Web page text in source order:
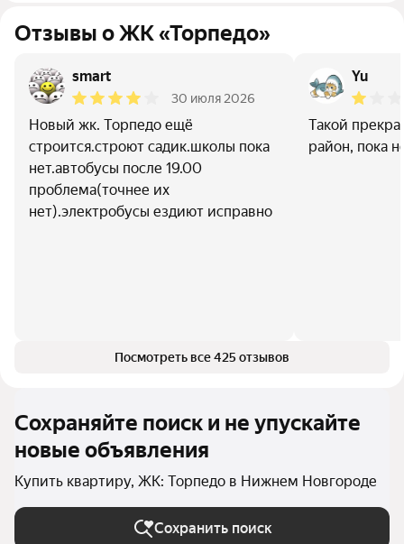
Отзывы о ЖК «Торпедо»
smart
30 июля 2026
Новый жк. Торпедо ещё
строится.строют садик.школы пока
нет.автобусы после 19.00
проблема(точнее их
нет).электробусы ездиют исправно
Yu
Такой
район, пока
Посмотреть все 425 отзывов
Сохраняйте поиск и не упускайте
новые объявления
Купить квартиру, ЖК: Торпедо в Нижнем Новгороде
Сохранить поиск